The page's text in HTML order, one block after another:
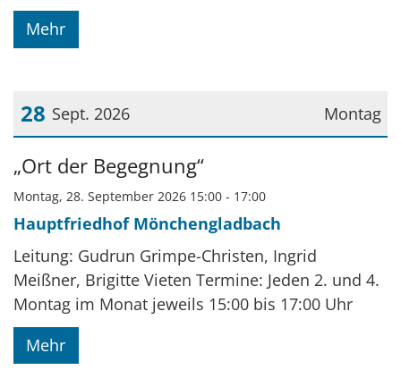
Mehr
Montag
28 Sept. 2026
Datum: 28. September 2026
„Ort der Begegnung“
Montag, 28. September 2026 15:00 - 17:00
Hauptfriedhof Mönchengladbach
Leitung: Gudrun Grimpe-Christen, Ingrid
Meißner, Brigitte Vieten Termine: Jeden 2. und 4.
Montag im Monat jeweils 15:00 bis 17:00 Uhr
Mehr